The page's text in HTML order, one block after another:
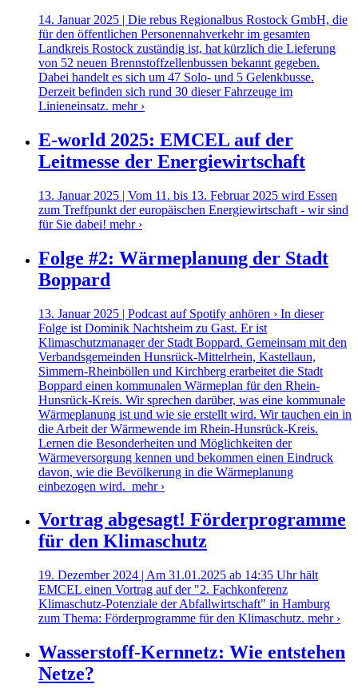
14. Januar 2025 | Die rebus Regionalbus Rostock GmbH, die
für den öffentlichen Personennahverkehr im gesamten
Landkreis Rostock zuständig ist, hat kürzlich die Lieferung
von 52 neuen Brennstoffzellenbussen bekannt gegeben.
Dabei handelt es sich um 47 Solo- und 5 Gelenkbusse.
Derzeit befinden sich rund 30 dieser Fahrzeuge im
Linieneinsatz. mehr ›
E-world 2025: EMCEL auf der
Leitmesse der Energiewirtschaft
13. Januar 2025 | Vom 11. bis 13. Februar 2025 wird Essen
zum Treffpunkt der europäischen Energiewirtschaft - wir sind
für Sie dabei! mehr ›
Folge #2: Wärmeplanung der Stadt
Boppard
13. Januar 2025 | Podcast auf Spotify anhören › In dieser
Folge ist Dominik Nachtsheim zu Gast. Er ist
Klimaschutzmanager der Stadt Boppard. Gemeinsam mit den
Verbandsgemeinden Hunsrück-Mittelrhein, Kastellaun,
Simmern-Rheinböllen und Kirchberg erarbeitet die Stadt
Boppard einen kommunalen Wärmeplan für den Rhein-
Hunsrück-Kreis. Wir sprechen darüber, was eine kommunale
Wärmeplanung ist und wie sie erstellt wird. Wir tauchen ein in
die Arbeit der Wärmewende im Rhein-Hunsrück-Kreis.
Lernen die Besonderheiten und Möglichkeiten der
Wärmeversorgung kennen und bekommen einen Eindruck
davon, wie die Bevölkerung in die Wärmeplanung
einbezogen wird. mehr ›
Vortrag abgesagt! Förderprogramme
für den Klimaschutz
19. Dezember 2024 | Am 31.01.2025 ab 14:35 Uhr hält
EMCEL einen Vortrag auf der "2. Fachkonferenz
Klimaschutz-Potenziale der Abfallwirtschaft" in Hamburg
zum Thema: Förderprogramme für den Klimaschutz. mehr ›
Wasserstoff-Kernnetz: Wie entstehen
Netze?